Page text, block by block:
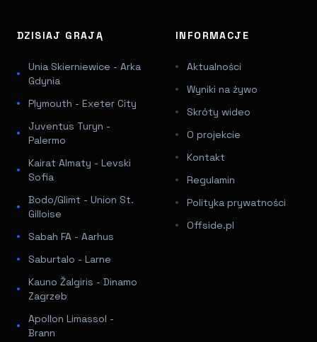
DZISIAJ GRAJĄ
Unia Skierniewice - Arka
Gdynia
Plymouth - Exeter City
Juventus Turyn -
Palermo
Kairat Almaty - Levski
Sofia
Bodo/Glimt - Union St.
Gilloise
Sabah FA - Aarhus
Saburtalo - Larne
Kauno Žalgiris - Dinamo
Zagrzeb
Apollon Limassol -
Brann
INFORMACJE
Aktualności
Wyniki na żywo
Skróty wideo
O projekcie
Kontakt
Regulamin
Polityka prywatności
Offside.pl